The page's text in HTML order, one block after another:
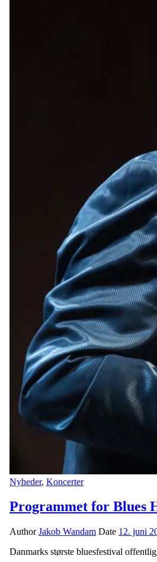
Nyheder, Koncerter
Programmet for Blues
AuthorJakob Wandam Date 12. juni
Danmarks største bluesfestival